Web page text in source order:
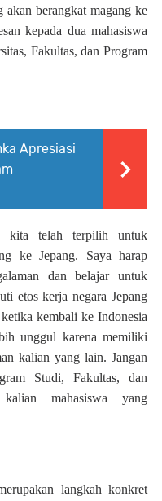
akan berangkat magang ke
kepada dua mahasiswa
Fakultas, dan Program
Apresiasi
kita telah terpilih untuk
ke Jepang. Saya harap
dan belajar untuk
etos kerja negara Jepang
kembali ke Indonesia
unggul karena memiliki
kalian yang lain. Jangan
Studi, Fakultas, dan
mahasiswa yang
langkah konkret